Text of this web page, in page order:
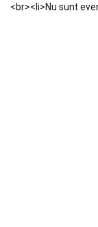
<br><li>Nu sunt